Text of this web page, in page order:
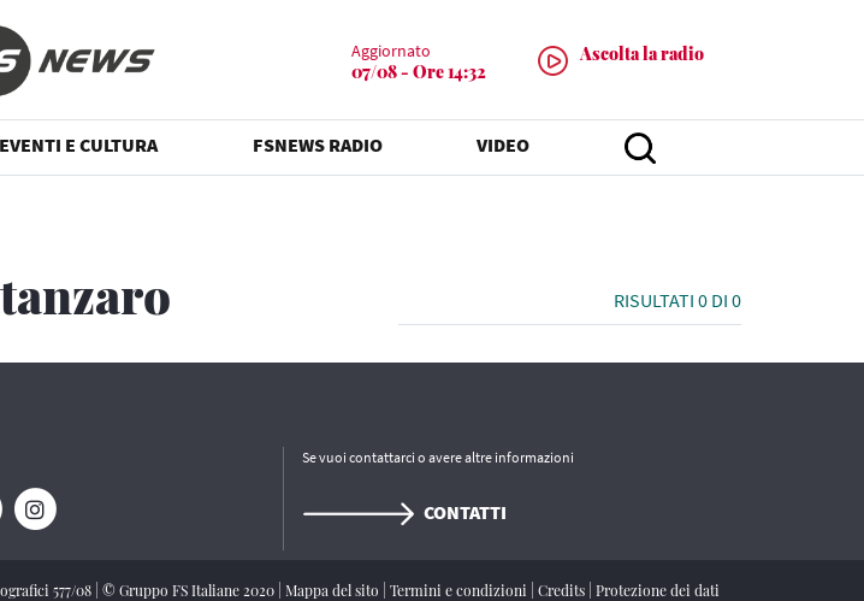
Aggiornato
07/08 - Ore 14:32
Ascolta la radio
EVENTI E CULTURA FSNEWS RADIO VIDEO
RISULTATI 0 DI 0
Se vuoi contattarci o avere altre informazioni
CONTATTI
577/08 © Gruppo FS Italiane 2020 Mappa del sito Termini e condizioni Credits Protezione dei dati